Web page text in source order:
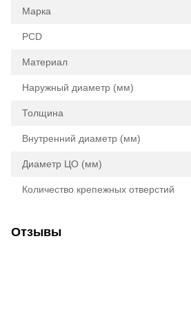
Марка
PCD
Материал
Наружный диаметр (мм)
Толщина
Внутренний диаметр (мм)
Диаметр ЦО (мм)
Количество крепежных отверстий
Отзывы